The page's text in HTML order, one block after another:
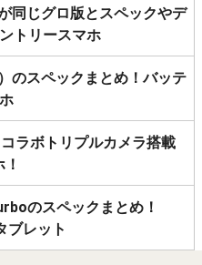
同じグロ版とスペックやデ
トリースマホ
のスペックまとめ！バッテ
ラボトリプルカメラ搭載
のスペックまとめ！
ブレット